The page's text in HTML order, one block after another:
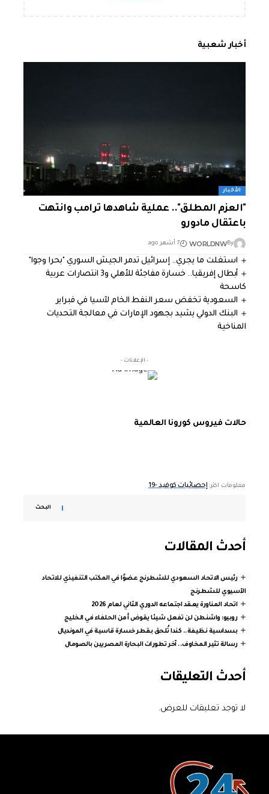
أخبار شعبية
الأخبار
"العزم المطلق".. عملية شاهدها ترامب وانتهت
باعتقال مادورو
By
WORLDNW 7 أشهر ago
استغلت ما يجري.. إسرائيل تدمر الجيش السوري "بحرا وجوا"
أبطال إفريقيا.. خسارة مفاجئة للأهلي و3 انتصارات عربية
كاسحة
السعودية تخفض سعر النفط الخام لآسيا في فبراير
البنك الدولي يشيد بجهود الإمارات في معالجة التحديات
المناخية
- الإعلانات -
حالات فيروس كورونا العالمية
معلومات اكثر:إحصائيات كوفيد -19
البحث
أحدث المقالات
رئيس الاتحاد السعودي للشطرنج عضوًا في المكتب التنفيذي للاتحاد
الآسيوي للشطرنج
اتحاد المناورة يعقد اجتماعه الدوري الثاني لعام 2026
روبيو: واشنطن لن تفعل شيئا يقوض أمن الحلفاء في الخليج
بسداسية نظيفة.. كندا تُلحق بقطر خسارة قاسية في المونديال
رسالة تثير المخاوف.. آخر تطورات البحارة المصريين بالصومال
أحدث التعليقات
لا توجد تعليقات للعرض.